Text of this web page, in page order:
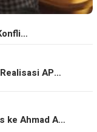
AP…
ke Ahmad A…